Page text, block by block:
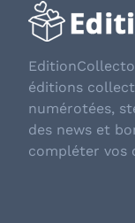
éditions
numérotées,
des news et
compléter vos